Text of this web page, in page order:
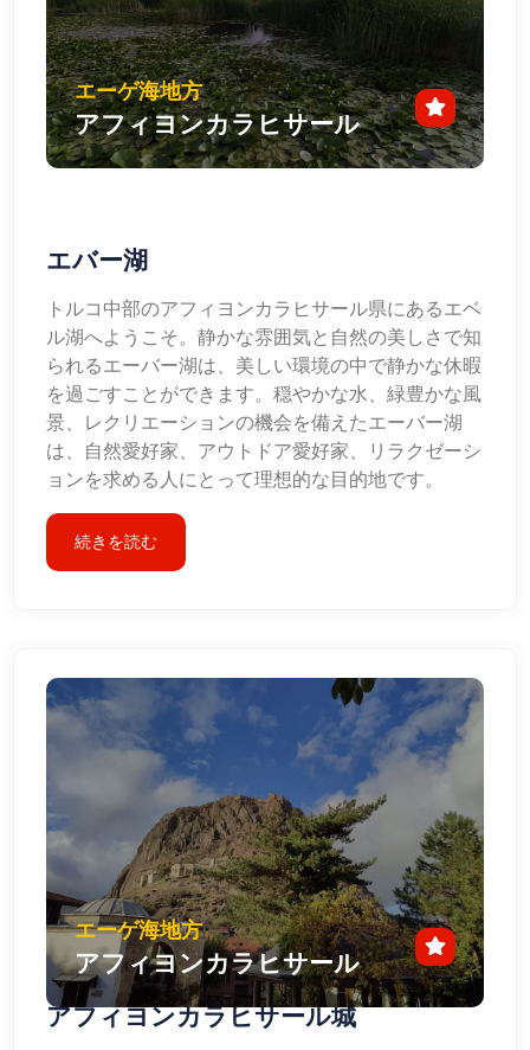
エーゲ海地方
アフィヨンカラヒサール
エバー湖
トルコ中部のアフィヨンカラヒサール県にあるエベ
ル湖へようこそ。静かな雰囲気と自然の美しさで知
られるエーバー湖は、美しい環境の中で静かな休暇
を過ごすことができます。穏やかな水、緑豊かな風
景、レクリエーションの機会を備えたエーバー湖
は、自然愛好家、アウトドア愛好家、リラクゼーシ
ョンを求める人にとって理想的な目的地です。
続きを読む
エーゲ海地方
アフィヨンカラヒサール
アフィヨンカラヒサール城